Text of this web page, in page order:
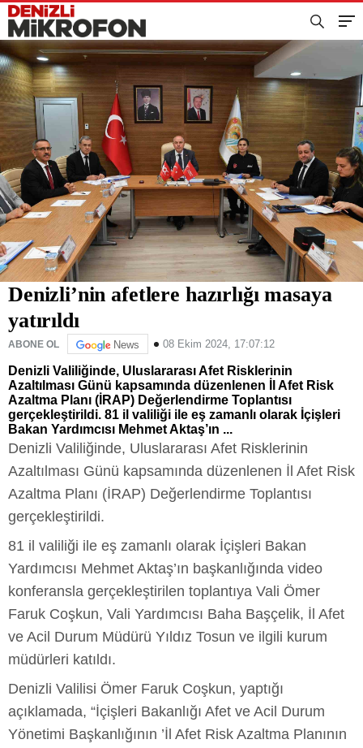
Denizli’nin afetlere hazırlığı masaya
yatırıldı
ABONE OL News 08 Ekim 2024, 17:07:12
Denizli Valiliğinde, Uluslararası Afet Risklerinin
Azaltılması Günü kapsamında düzenlenen İl Afet Risk
Azaltma Planı (İRAP) Değerlendirme Toplantısı
gerçekleştirildi. 81 il valiliği ile eş zamanlı olarak İçişleri
Bakan Yardımcısı Mehmet Aktaş’ın ...
Denizli Valiliğinde, Uluslararası Afet Risklerinin
Azaltılması Günü kapsamında düzenlenen İl Afet Risk
Azaltma Planı (İRAP) Değerlendirme Toplantısı
gerçekleştirildi.
81 il valiliği ile eş zamanlı olarak İçişleri Bakan
Yardımcısı Mehmet Aktaş’ın başkanlığında video
konferansla gerçekleştirilen toplantıya Vali Ömer
Faruk Coşkun, Vali Yardımcısı Baha Başçelik, İl Afet
ve Acil Durum Müdürü Yıldız Tosun ve ilgili kurum
müdürleri katıldı.
Denizli Valilisi Ömer Faruk Coşkun, yaptığı
açıklamada, “İçişleri Bakanlığı Afet ve Acil Durum
Yönetimi Başkanlığının ’İl Afet Risk Azaltma Planının